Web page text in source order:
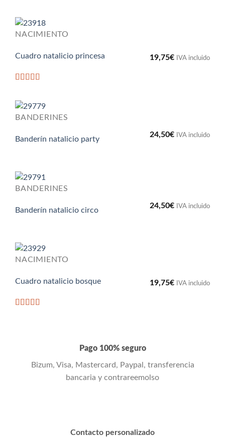
NACIMIENTO
Cuadro natalicio princesa 19,75€ IVA incluido
BANDERINES
Banderín natalicio party
24,50€ IVA incluido
BANDERINES
Banderín natalicio circo
24,50€ IVA incluido
NACIMIENTO
Cuadro natalicio bosque 19,75€ IVA incluido
Pago 100% seguro
Bizum, Visa, Mastercard, Paypal, transferencia
bancaria y contrareemolso
Contacto personalizado